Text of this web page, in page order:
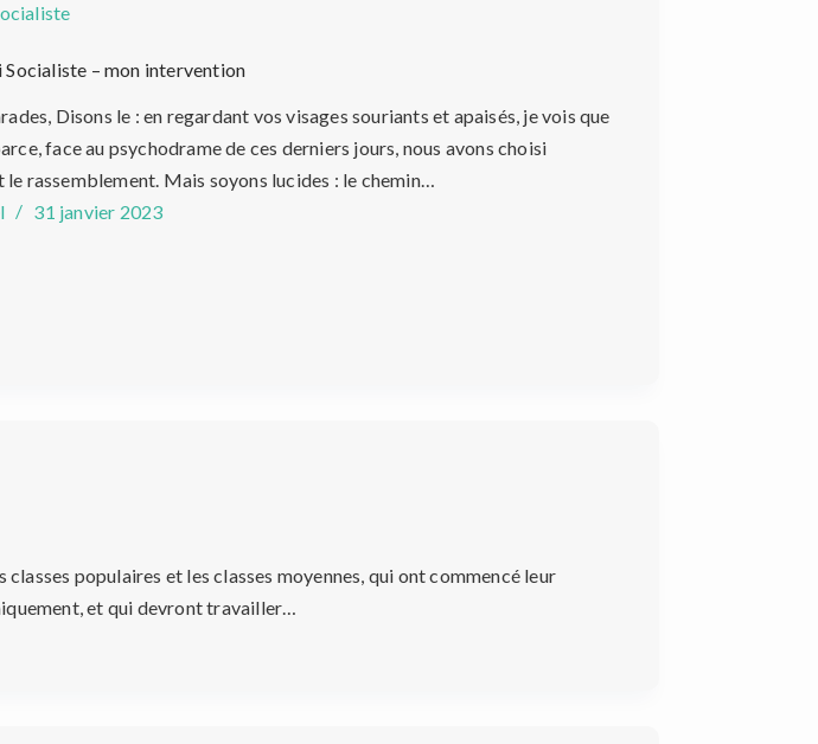
– mon intervention
Disons le : en regardant vos visages souriants et apaisés, je vois que
face au psychodrame de ces derniers jours, nous avons choisi
rassemblement. Mais soyons lucides : le chemin…
31 janvier 2023
populaires et les classes moyennes, qui ont commencé leur
et qui devront travailler…